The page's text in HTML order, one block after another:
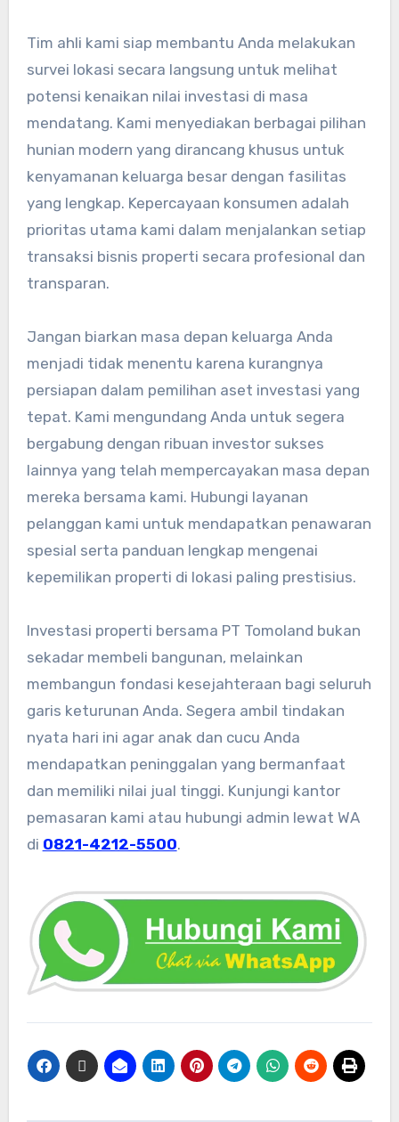
Tim ahli kami siap membantu Anda melakukan
survei lokasi secara langsung untuk melihat
potensi kenaikan nilai investasi di masa
mendatang. Kami menyediakan berbagai pilihan
hunian modern yang dirancang khusus untuk
kenyamanan keluarga besar dengan fasilitas
yang lengkap. Kepercayaan konsumen adalah
prioritas utama kami dalam menjalankan setiap
transaksi bisnis properti secara profesional dan
transparan.
Jangan biarkan masa depan keluarga Anda
menjadi tidak menentu karena kurangnya
persiapan dalam pemilihan aset investasi yang
tepat. Kami mengundang Anda untuk segera
bergabung dengan ribuan investor sukses
lainnya yang telah mempercayakan masa depan
mereka bersama kami. Hubungi layanan
pelanggan kami untuk mendapatkan penawaran
spesial serta panduan lengkap mengenai
kepemilikan properti di lokasi paling prestisius.
Investasi properti bersama PT Tomoland bukan
sekadar membeli bangunan, melainkan
membangun fondasi kesejahteraan bagi seluruh
garis keturunan Anda. Segera ambil tindakan
nyata hari ini agar anak dan cucu Anda
mendapatkan peninggalan yang bermanfaat
dan memiliki nilai jual tinggi. Kunjungi kantor
pemasaran kami atau hubungi admin lewat WA
di 0821-4212-5500.